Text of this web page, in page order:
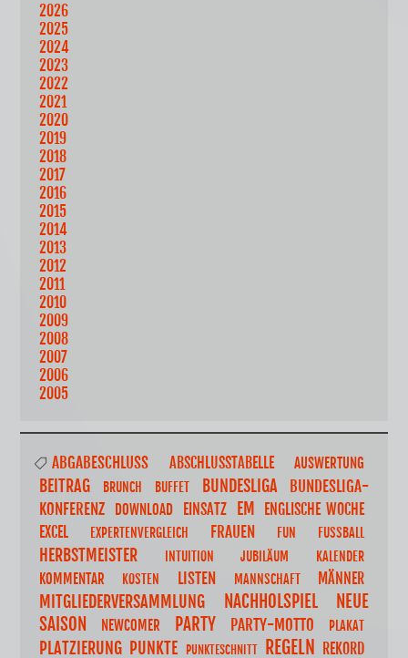
2026
2025
2024
2023
2022
2021
2020
2019
2018
2017
2016
2015
2014
2013
2012
2011
2010
2009
2008
2007
2006
2005
ABGABESCHLUSS ABSCHLUSSTABELLE AUSWERTUNG
BEITRAG BRUNCH BUFFET BUNDESLIGA
BUNDESLIGA-
KONFERENZ
DOWNLOAD EINSATZ EM
ENGLISCHE WOCHE
EXCEL
EXPERTENVERGLEICH FRAUEN FUN FUSSBALL
HERBSTMEISTER INTUITION JUBILÄUM KALENDER
KOMMENTAR KOSTEN LISTEN MANNSCHAFT MÄNNER
MITGLIEDERVERSAMMLUNG NACHHOLSPIEL
NEUE
SAISON
NEWCOMER PARTY PARTY-MOTTO PLAKAT
PLATZIERUNG PUNKTE PUNKTESCHNITT REGELN REKORD